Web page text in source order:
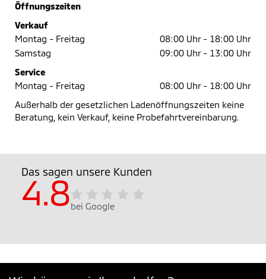
Öffnungszeiten
Verkauf
Montag - Freitag
08:00 Uhr - 18:00 Uhr
Samstag
09:00 Uhr - 13:00 Uhr
Service
Montag - Freitag
08:00 Uhr - 18:00 Uhr
Außerhalb der gesetzlichen Ladenöffnungszeiten keine
Beratung, kein Verkauf, keine Probefahrtvereinbarung.
Das sagen unsere Kunden
4.8bei Google